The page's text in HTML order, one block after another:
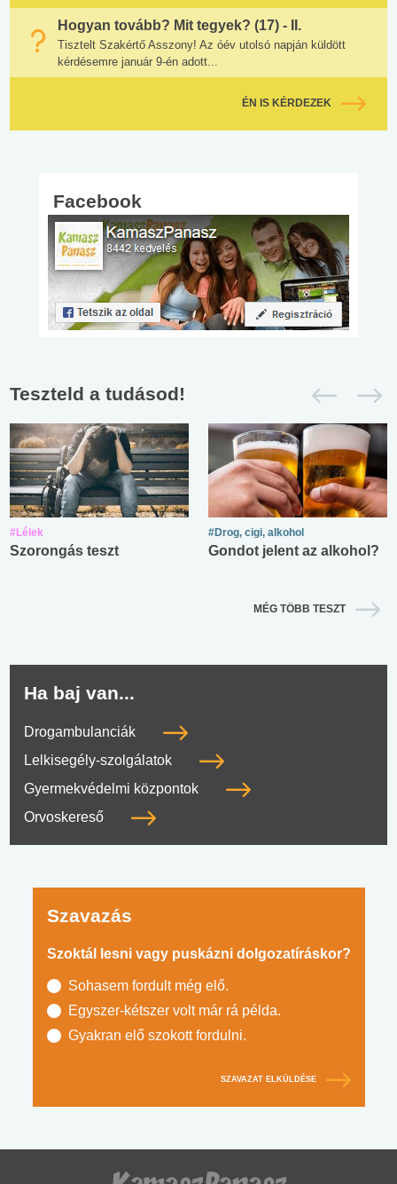
Hogyan tovább? Mit tegyek? (17) - II.
Tisztelt Szakértő Asszony! Az óév utolsó napján küldött
kérdésemre január 9-én adott...
ÉN IS KÉRDEZEK
Facebook
Teszteld a tudásod!
#Lélek
Szorongás teszt
#Drog, cigi, alkohol
Gondot jelent az alkohol?
MÉG TÖBB TESZT
Ha baj van...
Drogambulanciák
Lelkisegély-szolgálatok
Gyermekvédelmi központok
Orvoskereső
Szavazás
Szoktál lesni vagy puskázni dolgozatíráskor?
Sohasem fordult még elő.
Egyszer-kétszer volt már rá példa.
Gyakran elő szokott fordulni.
SZAVAZAT ELKÜLDÉSE